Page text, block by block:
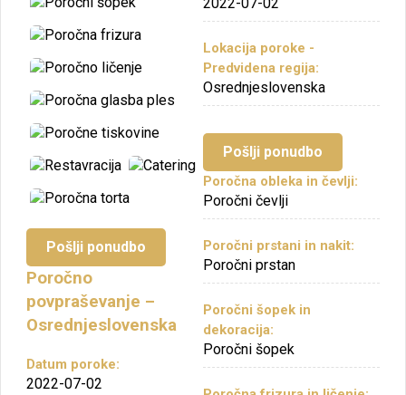
Pošlji ponudbo
Poročno
povpraševanje –
Osrednjeslovenska
Datum poroke:
2022-07-02
Lokacija poroke -
Predvidena regija:
Osrednjeslovenska
Pošlji ponudbo
Poročna obleka in čevlji:
Poročni čevlji
Poročni prstani in nakit:
Poročni prstan
Poročni šopek in
dekoracija:
Poročni šopek